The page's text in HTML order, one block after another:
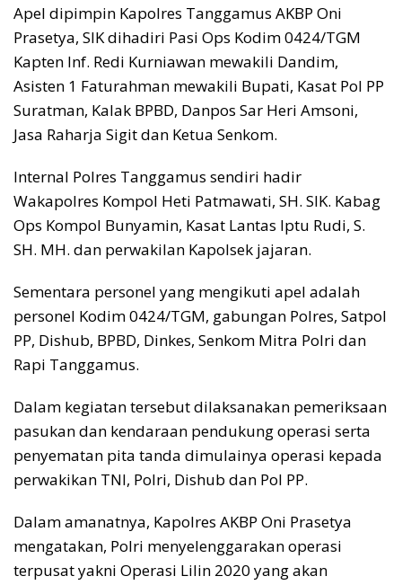
Apel dipimpin Kapolres Tanggamus AKBP Oni
Prasetya, SIK dihadiri Pasi Ops Kodim 0424/TGM
Kapten Inf. Redi Kurniawan mewakili Dandim,
Asisten 1 Faturahman mewakili Bupati, Kasat Pol PP
Suratman, Kalak BPBD, Danpos Sar Heri Amsoni,
Jasa Raharja Sigit dan Ketua Senkom.
Internal Polres Tanggamus sendiri hadir
Wakapolres Kompol Heti Patmawati, SH. SIK. Kabag
Ops Kompol Bunyamin, Kasat Lantas Iptu Rudi, S.
SH. MH. dan perwakilan Kapolsek jajaran.
Sementara personel yang mengikuti apel adalah
personel Kodim 0424/TGM, gabungan Polres, Satpol
PP, Dishub, BPBD, Dinkes, Senkom Mitra Polri dan
Rapi Tanggamus.
Dalam kegiatan tersebut dilaksanakan pemeriksaan
pasukan dan kendaraan pendukung operasi serta
penyematan pita tanda dimulainya operasi kepada
perwakikan TNI, Polri, Dishub dan Pol PP.
Dalam amanatnya, Kapolres AKBP Oni Prasetya
mengatakan, Polri menyelenggarakan operasi
terpusat yakni Operasi Lilin 2020 yang akan